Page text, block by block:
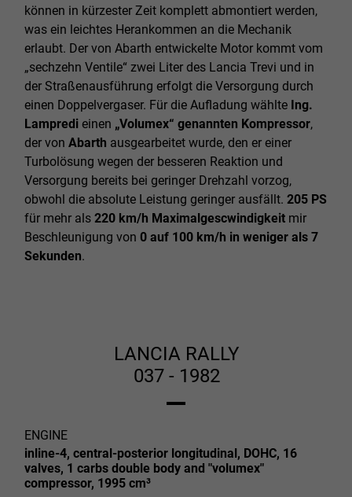
können in kürzester Zeit komplett abmontiert werden,
was ein leichtes Herankommen an die Mechanik
erlaubt. Der von Abarth entwickelte Motor kommt vom
„sechzehn Ventile“ zwei Liter des Lancia Trevi und in
der Straßenausführung erfolgt die Versorgung durch
einen Doppelvergaser. Für die Aufladung wählte Ing.
Lampredi einen „Volumex“ genannten Kompressor,
der von Abarth ausgearbeitet wurde, den er einer
Turbolösung wegen der besseren Reaktion und
Versorgung bereits bei geringer Drehzahl vorzog,
obwohl die absolute Leistung geringer ausfällt. 205 PS
für mehr als 220 km/h Maximalgescwindigkeit mir
Beschleunigung von 0 auf 100 km/h in weniger als 7
Sekunden.
LANCIA RALLY
037 - 1982
ENGINE
inline-4, central-posterior longitudinal, DOHC, 16
valves, 1 carbs double body and "volumex"
compressor, 1995 cm³